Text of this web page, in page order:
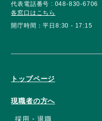
代表電話番号 : 048-830-6706
各窓口はこちら
開庁時間：平日8:30 - 17:15
トップページ
現職者の方へ
採用・退職